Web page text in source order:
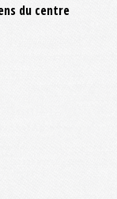
du centre